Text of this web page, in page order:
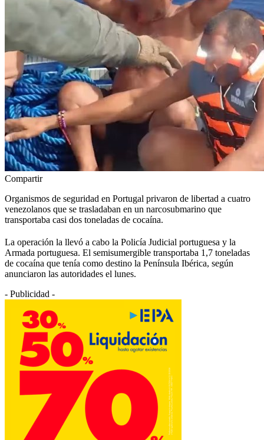
Compartir
Organismos de seguridad en Portugal privaron de libertad a cuatro
venezolanos que se trasladaban en un narcosubmarino que
transportaba casi dos toneladas de cocaína.
La operación la llevó a cabo la Policía Judicial portuguesa y la
Armada portuguesa. El semisumergible transportaba 1,7 toneladas
de cocaína que tenía como destino la Península Ibérica, según
anunciaron las autoridades el lunes.
- Publicidad -